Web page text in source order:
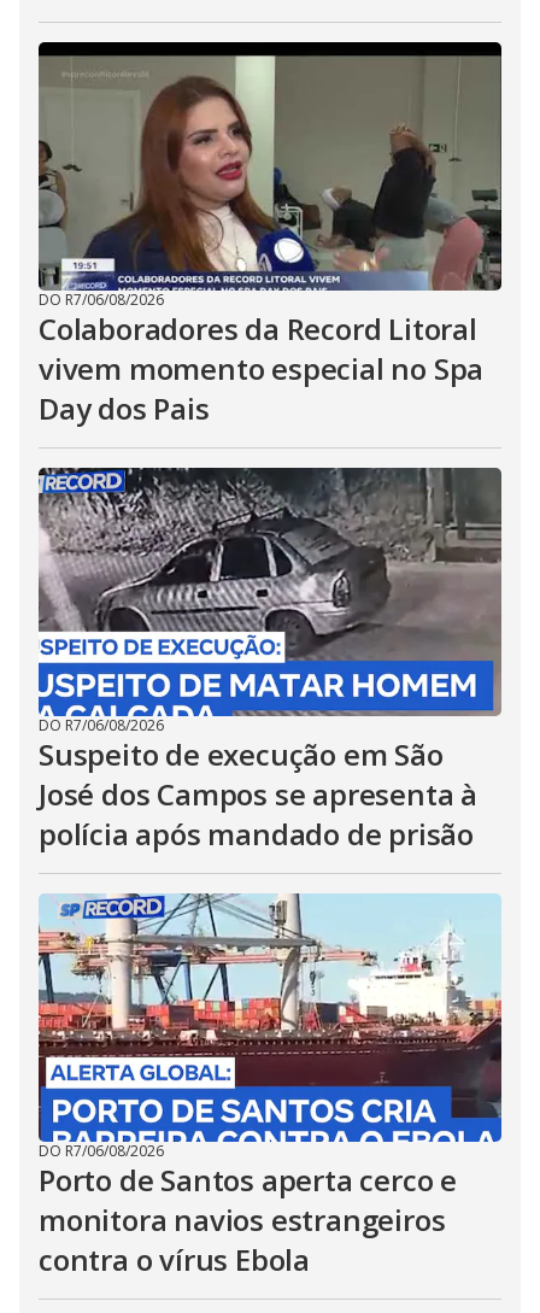
DO R7/06/08/2026
Colaboradores da Record Litoral
vivem momento especial no Spa
Day dos Pais
DO R7/06/08/2026
Suspeito de execução em São
José dos Campos se apresenta à
polícia após mandado de prisão
DO R7/06/08/2026
Porto de Santos aperta cerco e
monitora navios estrangeiros
contra o vírus Ebola